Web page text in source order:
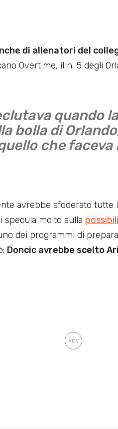
di allenatori del
Overtime, il n. 5 degli
quando
bolla di
che faceva
avrebbe sfoderato tutte
specula molto sulla
dei programmi di
Doncic avrebbe scelto